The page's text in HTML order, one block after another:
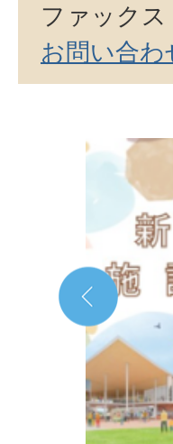
ファック
お問い合わ
2
枚
目
の
ス
ラ
イ
ド